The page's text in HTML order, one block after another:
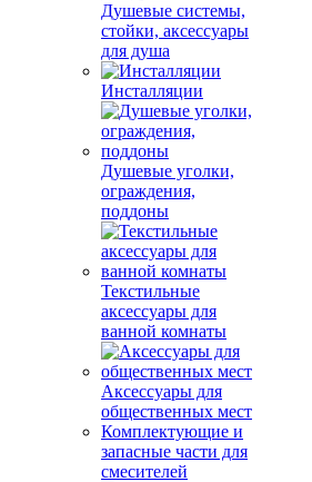
Душевые системы,
стойки, аксессуары
для душа
Инсталляции
Душевые уголки,
ограждения,
поддоны
Текстильные
аксессуары для
ванной комнаты
Аксессуары для
общественных мест
Комплектующие и
запасные части для
смесителей